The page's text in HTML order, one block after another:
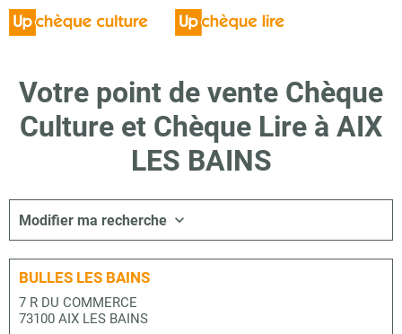
Votre point de vente Chèque
Culture et Chèque Lire à AIX
LES BAINS
Modifier ma recherche
BULLES LES BAINS
7 R DU COMMERCE
73100 AIX LES BAINS